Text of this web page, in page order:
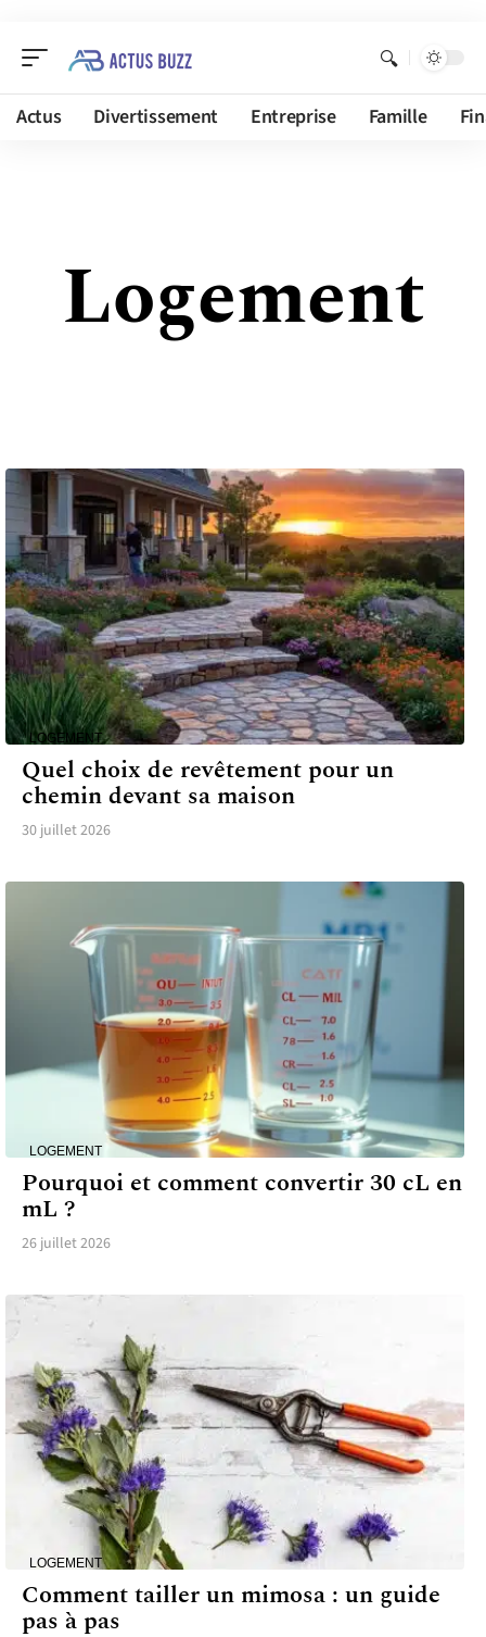
Actus Divertissement Entreprise Famille
Logement
LOGEMENT
Quel choix de revêtement pour un
chemin devant sa maison
30 juillet 2026
LOGEMENT
Pourquoi et comment convertir 30 cL en
mL ?
26 juillet 2026
LOGEMENT
Comment tailler un mimosa : un guide
pas à pas